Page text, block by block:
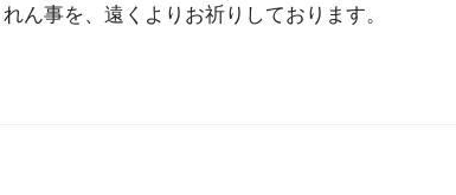
ん事を、遠くよりお祈りしております。